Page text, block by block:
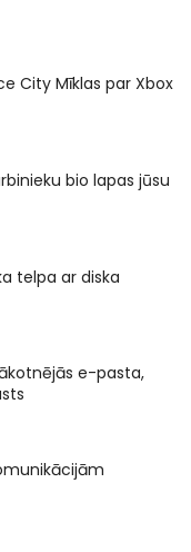
City Mīklas par Xbox
bio lapas jūsu
telpa ar diska
e-pasta,